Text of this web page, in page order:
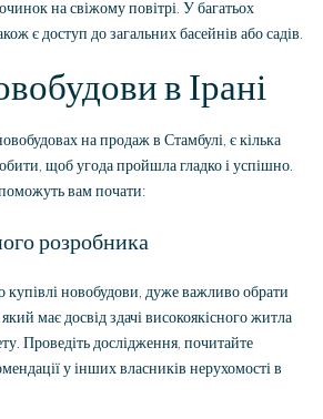
на свіжому повітрі. У багатьох
є доступ до загальних басейнів або садів.
в Ірані
на продаж в Стамбулі, є кілька
щоб угода пройшла гладко і успішно.
вам почати:
розробника
купівлі новобудови, дуже важливо обрати
має досвід здачі високоякісного житла
Проведіть дослідження, почитайте
у інших власників нерухомості в